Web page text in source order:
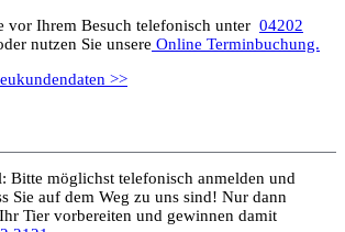
vor Ihrem Besuch telefonisch unter 04202
nutzen Sie unsere Online Terminbuchung.
>>
Bitte möglichst telefonisch anmelden und
Sie auf dem Weg zu uns sind! Nur dann
Tier vorbereiten und gewinnen damit